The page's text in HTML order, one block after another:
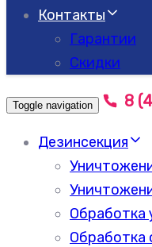
Контакты
Гарантии
Скидки
Toggle navigation 8
Дезинсекция
Обработка
Обработка